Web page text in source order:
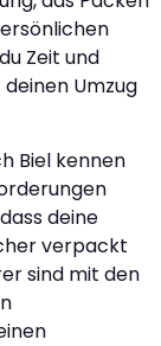
Zeit und
Umzug
Biel kennen
deine
verpackt
sind mit den